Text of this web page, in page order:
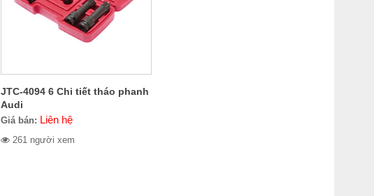
JTC-4094 6 Chi tiết tháo phanh
Audi
Giá bán: Liên hệ
261 người xem